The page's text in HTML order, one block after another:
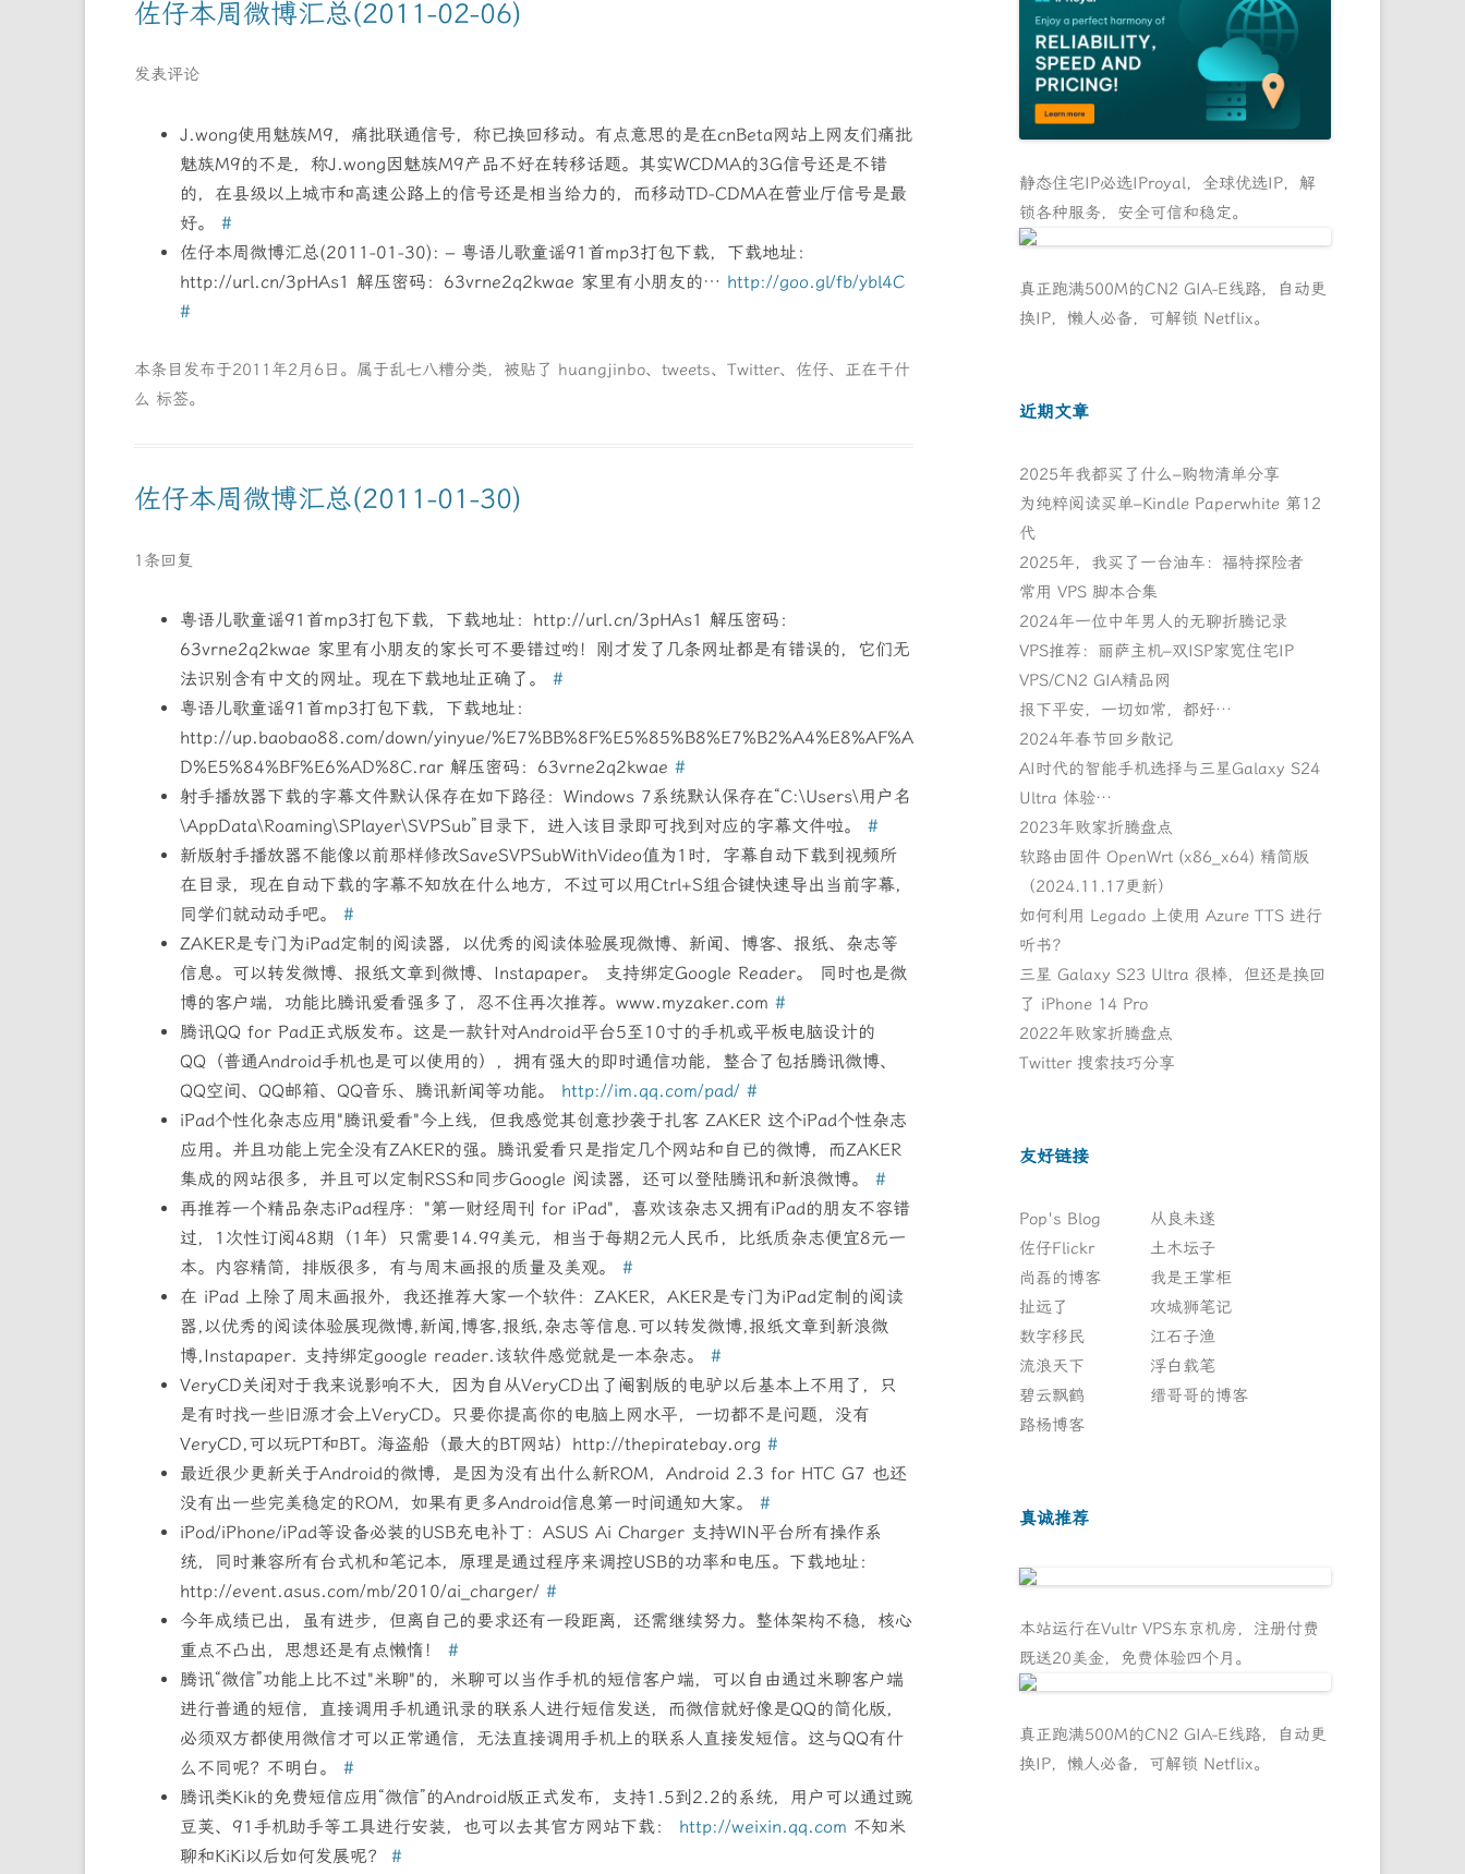
佐仔本周微博汇总(2011-02-06)
发表评论
J.wong使用魅族M9，痛批联通信号，称已换回移动。有点意思的是在cnBeta网站上网友们痛批
魅族M9的不是，称J.wong因魅族M9产品不好在转移话题。其实WCDMA的3G信号还是不错
的，在县级以上城市和高速公路上的信号还是相当给力的，而移动TD-CDMA在营业厅信号是最
好。 #
佐仔本周微博汇总(2011-01-30): – 粤语儿歌童谣91首mp3打包下载，下载地址：
http://url.cn/3pHAs1 解压密码：63vrne2q2kwae 家里有小朋友的… http://goo.gl/fb/ybl4C
#
本条目发布于2011年2月6日 。属于乱七八糟分类，被贴了 huangjinbo、tweets、Twitter、佐仔、 正在干什
么 标签。
佐仔本周微博汇总(2011-01-30)
1条回复
粤语儿歌童谣91首mp3打包下载，下载地址：http://url.cn/3pHAs1 解压密码：
63vrne2q2kwae 家里有小朋友的家长可不要错过哟！刚才发了几条网址都是有错误的，它们无
法识别含有中文的网址。现在下载地址正确了。 #
粤语儿歌童谣91首mp3打包下载，下载地址：
http://up.baobao88.com/down/yinyue/%E7%BB%8F%E5%85%B8%E7%B2%A4%E8%AF%A
D%E5%84%BF%E6%AD%8C.rar 解压密码：63vrne2q2kwae #
射手播放器下载的字幕文件默认保存在如下路径：Windows 7系统默认保存在“C:\Users\用户名
\AppData\Roaming\SPlayer\SVPSub”目录下，进入该目录即可找到对应的字幕文件啦。 #
新版射手播放器不能像以前那样修改SaveSVPSubWithVideo值为1时，字幕自动下载到视频所
在目录，现在自动下载的字幕不知放在什么地方，不过可以用Ctrl+S组合键快速导出当前字幕，
同学们就动动手吧。 #
ZAKER是专门为iPad定制的阅读器，以优秀的阅读体验展现微博、新闻、博客、报纸、杂志等
信息。可以转发微博、报纸文章到微博、Instapaper。 支持绑定Google Reader。 同时也是微
博的客户端，功能比腾讯爱看强多了，忍不住再次推荐。www.myzaker.com #
腾讯QQ for Pad正式版发布。这是一款针对Android平台5至10寸的手机或平板电脑设计的
QQ（普通Android手机也是可以使用的），拥有强大的即时通信功能，整合了包括腾讯微博、
QQ空间、QQ邮箱、QQ音乐、腾讯新闻等功能。 http://im.qq.com/pad/ #
iPad个性化杂志应用"腾讯爱看"今上线，但我感觉其创意抄袭于扎客 ZAKER 这个iPad个性杂志
应用。并且功能上完全没有ZAKER的强。腾讯爱看只是指定几个网站和自已的微博，而ZAKER
集成的网站很多，并且可以定制RSS和同步Google 阅读器，还可以登陆腾讯和新浪微博。 #
再推荐一个精品杂志iPad程序："第一财经周刊 for iPad"，喜欢该杂志又拥有iPad的朋友不容错
过，1次性订阅48期（1年）只需要14.99美元，相当于每期2元人民币，比纸质杂志便宜8元一
本。内容精简，排版很多，有与周末画报的质量及美观。 #
在 iPad 上除了周末画报外，我还推荐大家一个软件：ZAKER，AKER是专门为iPad定制的阅读
器,以优秀的阅读体验展现微博,新闻,博客,报纸,杂志等信息.可以转发微博,报纸文章到新浪微
博,Instapaper. 支持绑定google reader.该软件感觉就是一本杂志。 #
VeryCD关闭对于我来说影响不大，因为自从VeryCD出了阉割版的电驴以后基本上不用了，只
是有时找一些旧源才会上VeryCD。只要你提高你的电脑上网水平，一切都不是问题，没有
VeryCD,可以玩PT和BT。海盗船（最大的BT网站）http://thepiratebay.org #
最近很少更新关于Android的微博，是因为没有出什么新ROM，Android 2.3 for HTC G7 也还
没有出一些完美稳定的ROM，如果有更多Android信息第一时间通知大家。 #
iPod/iPhone/iPad等设备必装的USB充电补丁：ASUS Ai Charger 支持WIN平台所有操作系
统，同时兼容所有台式机和笔记本，原理是通过程序来调控USB的功率和电压。下载地址：
http://event.asus.com/mb/2010/ai_charger/ #
今年成绩已出，虽有进步，但离自己的要求还有一段距离，还需继续努力。整体架构不稳，核心
重点不凸出，思想还是有点懒惰！ #
腾讯“微信”功能上比不过"米聊"的，米聊可以当作手机的短信客户端，可以自由通过米聊客户端
进行普通的短信，直接调用手机通讯录的联系人进行短信发送，而微信就好像是QQ的简化版，
必须双方都使用微信才可以正常通信，无法直接调用手机上的联系人直接发短信。这与QQ有什
么不同呢？不明白。 #
腾讯类Kik的免费短信应用“微信”的Android版正式发布，支持1.5到2.2的系统，用户可以通过豌
豆荚、91手机助手等工具进行安装，也可以去其官方网站下载： http://weixin.qq.com 不知米
聊和KiKi以后如何发展呢？ #
静态住宅IP必选IProyal，全球优选IP，解
锁各种服务，安全可信和稳定。
真正跑满500M的CN2 GIA-E线路，自动更
换IP，懒人必备，可解锁 Netflix。
近期文章
2025年我都买了什么–购物清单分享
为纯粹阅读买单–Kindle Paperwhite 第12
代
2025年，我买了一台油车：福特探险者
常用 VPS 脚本合集
2024年一位中年男人的无聊折腾记录
VPS推荐：丽萨主机–双ISP家宽住宅IP
VPS/CN2 GIA精品网
报下平安，一切如常，都好…
2024年春节回乡散记
AI时代的智能手机选择与三星Galaxy S24
Ultra 体验…
2023年败家折腾盘点
软路由固件 OpenWrt (x86_x64) 精简版
（2024.11.17更新）
如何利用 Legado 上使用 Azure TTS 进行
听书？
三星 Galaxy S23 Ultra 很棒，但还是换回
了 iPhone 14 Pro
2022年败家折腾盘点
Twitter 搜索技巧分享
友好链接
Pop's Blog
从良未遂
佐仔Flickr
土木坛子
尚磊的博客
我是王掌柜
扯远了
攻城狮笔记
数字移民
江石子渔
流浪天下
浮白载笔
碧云飘鹤
缙哥哥的博客
路杨博客
真诚推荐
本站运行在Vultr VPS东京机房，注册付费
既送20美金，免费体验四个月。
真正跑满500M的CN2 GIA-E线路，自动更
换IP，懒人必备，可解锁 Netflix。